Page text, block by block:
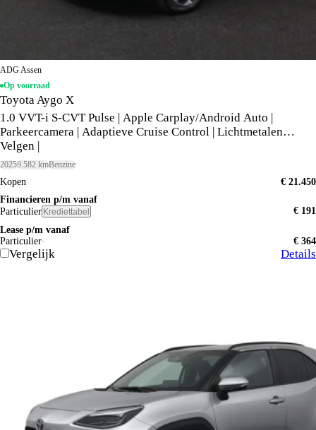
ADG Assen
Op voorraad
Toyota Aygo X
1.0 VVT-i S-CVT Pulse | Apple Carplay/Android Auto |
Parkeercamera | Adaptieve Cruise Control | Lichtmetalen
Velgen |
20259.582 kmBenzine
Kopen
€ 21.450
Financieren p/m vanaf
Particulier Krediettabel
€ 191
Lease p/m vanaf
Particulier
€ 364
Vergelijk Details